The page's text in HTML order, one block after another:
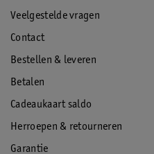
Veelgestelde vragen
Contact
Bestellen & leveren
Betalen
Cadeaukaart saldo
Herroepen & retourneren
Garantie